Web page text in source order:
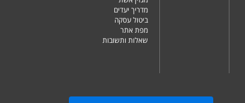
מדריך יעדים
ביטול עסקה
מפת אתר
שאלות ותשובות